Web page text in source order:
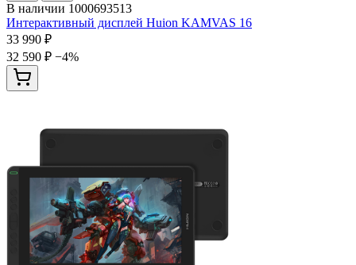
В наличии 1000693513
Интерактивный дисплей Huion KAMVAS 16
33 990 ₽
32 590 ₽ −4%